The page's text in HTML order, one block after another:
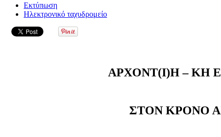
Εκτύπωση
Ηλεκτρονικό ταχυδρομείο
ΑΡΧΟΝΤ(Ι)Η – ΚΗ
ΣΤΟΝ ΚΡΟΝΟ